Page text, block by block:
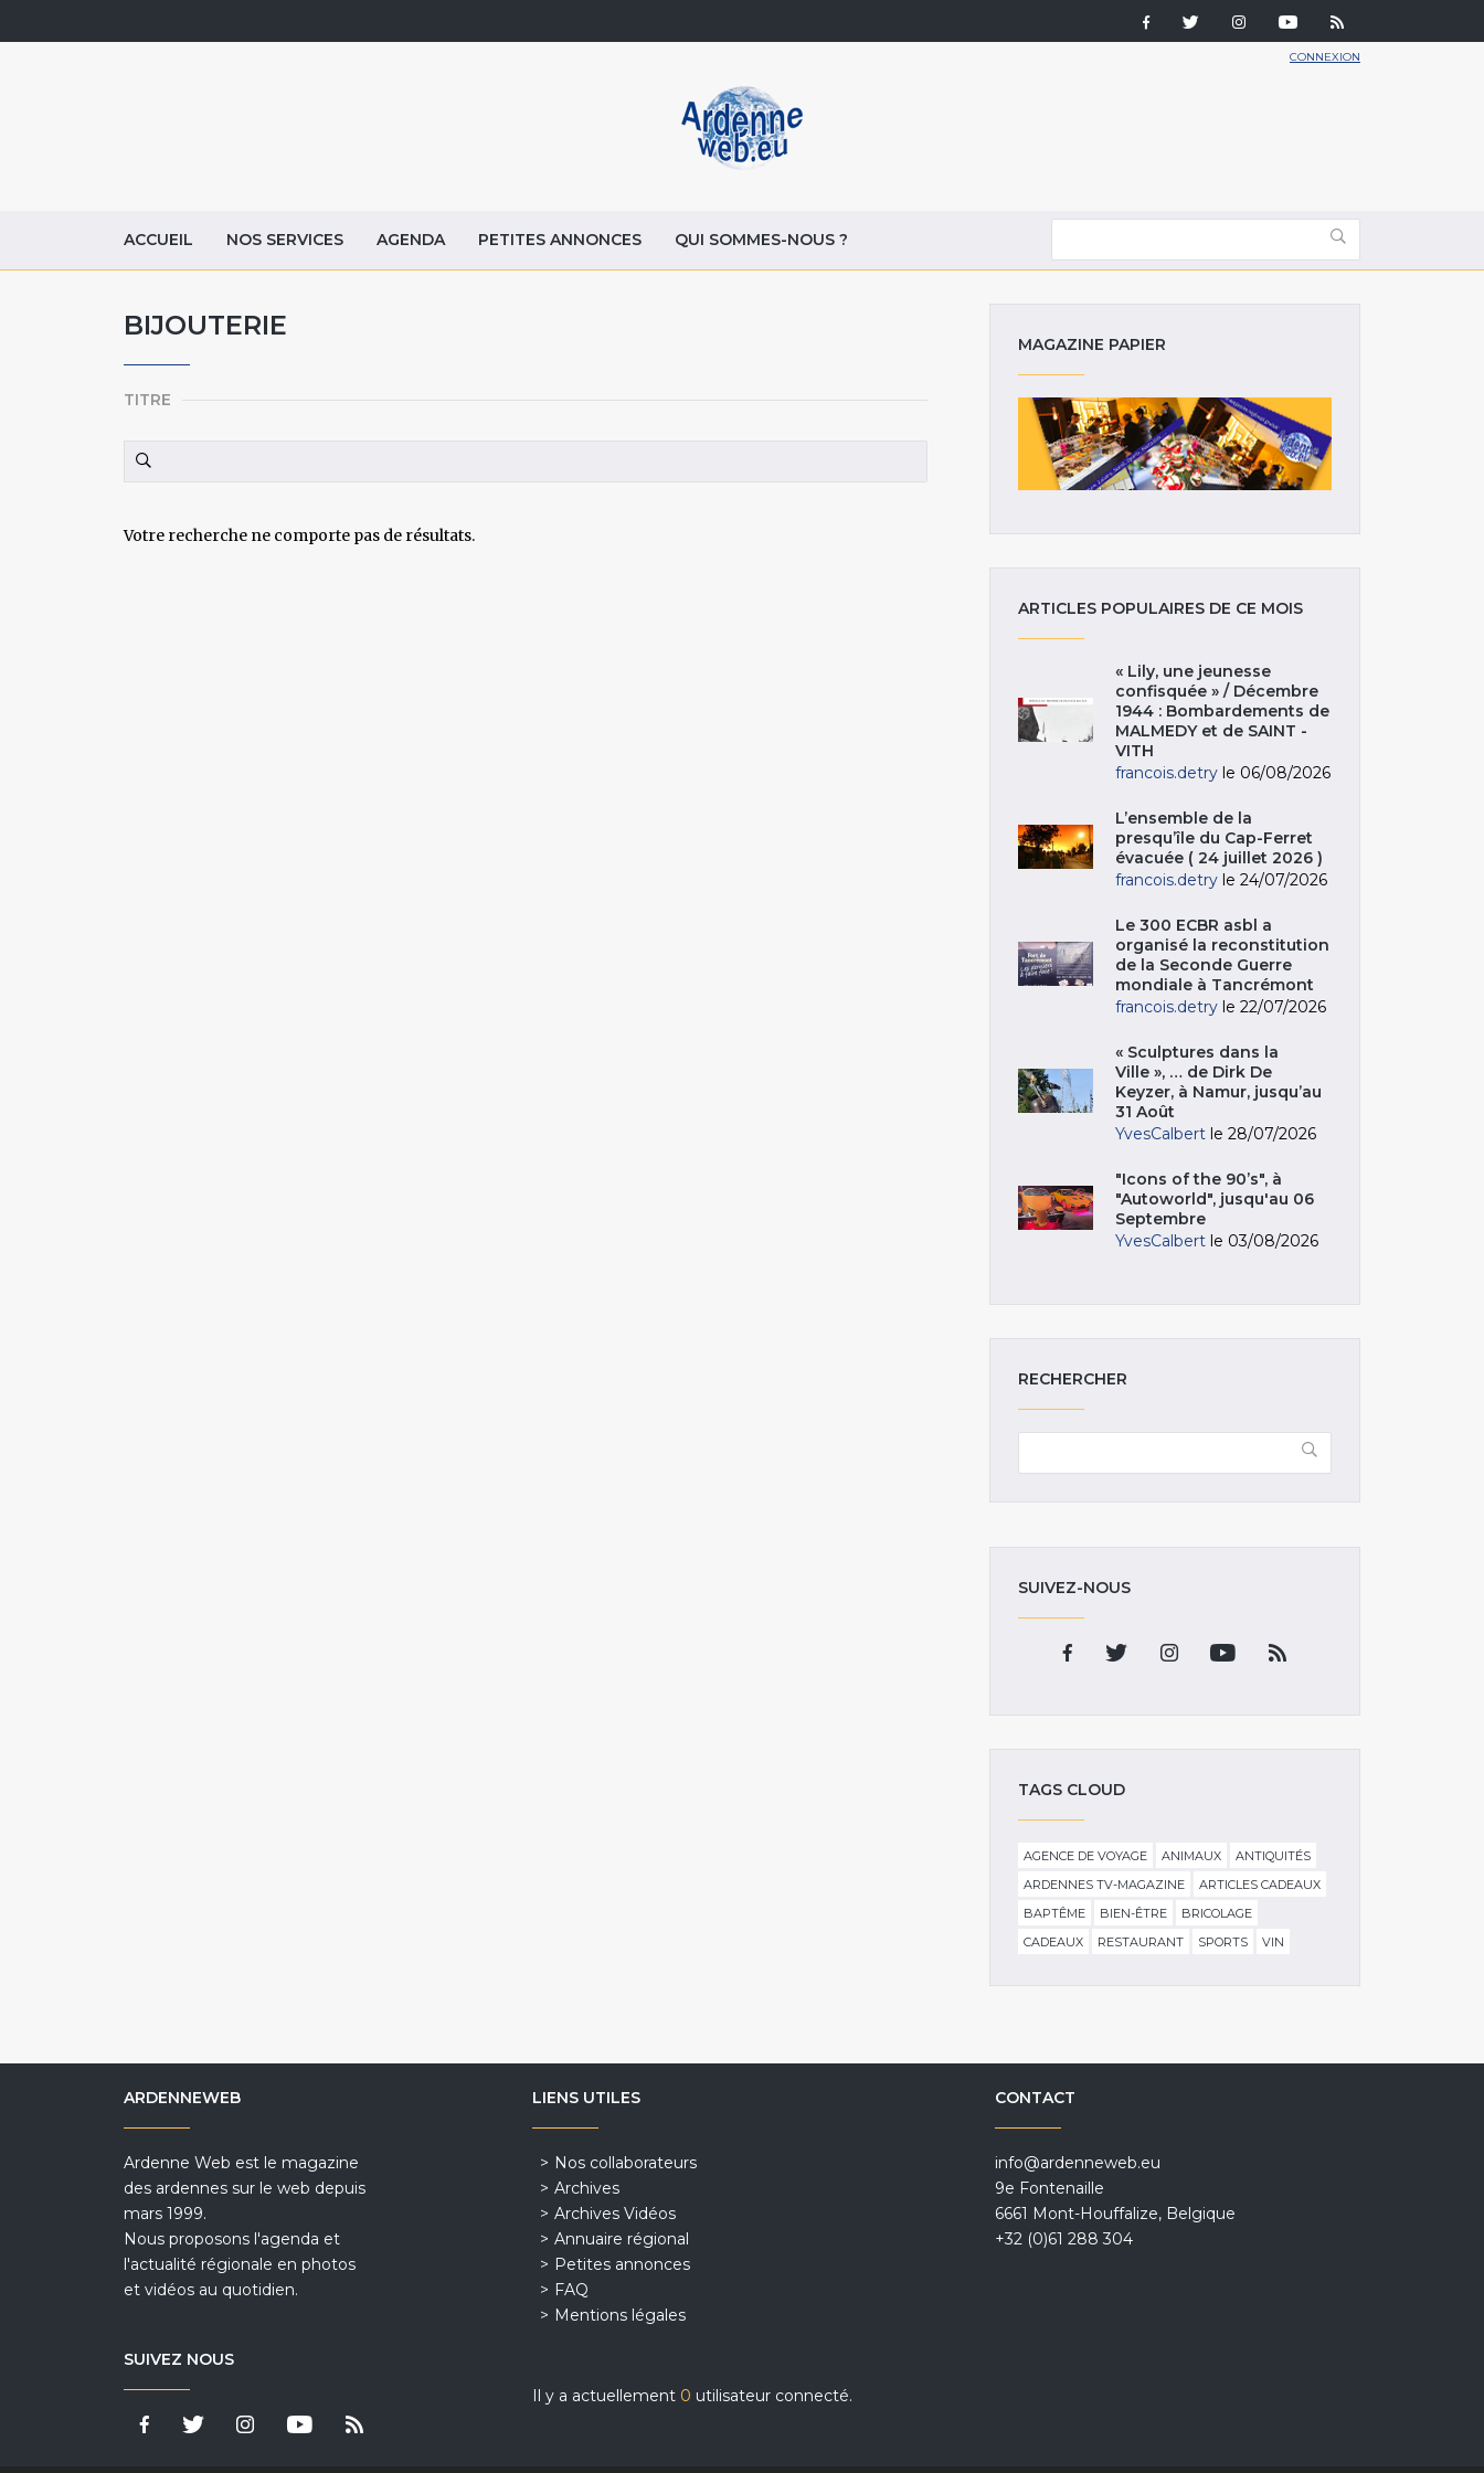
CONNEXION
ACCUEIL NOS SERVICES AGENDA PETITES ANNONCES QUI SOMMES-NOUS ?
BIJOUTERIE
TITRE
Votre recherche ne comporte pas de résultats.
MAGAZINE PAPIER
ARTICLES POPULAIRES DE CE MOIS
« Lily, une jeunesse
confisquée » / Décembre
1944 : Bombardements de
MALMEDY et de SAINT -
VITH
francois.detry le 06/08/2026
L’ensemble de la
presqu’île du Cap-Ferret
évacuée ( 24 juillet 2026 )
francois.detry le 24/07/2026
Le 300 ECBR asbl a
organisé la reconstitution
de la Seconde Guerre
mondiale à Tancrémont
francois.detry le 22/07/2026
« Sculptures dans la
Ville », … de Dirk De
Keyzer, à Namur, jusqu’au
31 Août
YvesCalbert le 28/07/2026
"Icons of the 90’s", à
"Autoworld", jusqu'au 06
Septembre
YvesCalbert le 03/08/2026
RECHERCHER
SUIVEZ-NOUS
TAGS CLOUD
AGENCE DE VOYAGE ANIMAUX
ANTIQUITÉS
ARDENNES TV-MAGAZINE
ARTICLES CADEAUX
BAPTÊME
BIEN-ÊTRE
BRICOLAGE
CADEAUX
RESTAURANT SPORTS VIN
ARDENNEWEB
Ardenne Web est le magazine
des ardennes sur le web depuis
mars 1999.
Nous proposons l'agenda et
l'actualité régionale en photos
et vidéos au quotidien.
SUIVEZ NOUS
LIENS UTILES
Nos collaborateurs
Archives
Archives Vidéos
Annuaire régional
Petites annonces
FAQ
Mentions légales
Il y a actuellement 0 utilisateur connecté.
CONTACT
info@ardenneweb.eu
9e Fontenaille
6661 Mont-Houffalize, Belgique
+32 (0)61 288 304